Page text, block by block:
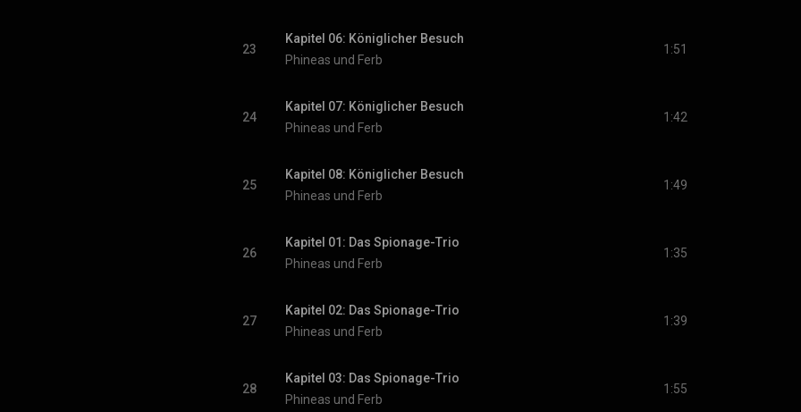
23
Kapitel 06: Königlicher Besuch
Phineas und Ferb
1:51
24
Kapitel 07: Königlicher Besuch
Phineas und Ferb
1:42
25
Kapitel 08: Königlicher Besuch
Phineas und Ferb
1:49
26
Kapitel 01: Das Spionage-Trio
Phineas und Ferb
1:35
27
Kapitel 02: Das Spionage-Trio
Phineas und Ferb
1:39
28
Kapitel 03: Das Spionage-Trio
Phineas und Ferb
1:55